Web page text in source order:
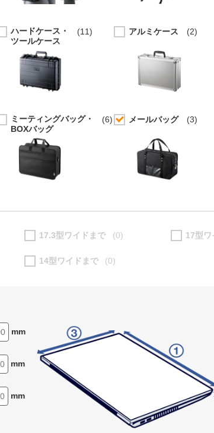
ハードケース・
ツールケース
(11) アルミケース (2)
ミーティングバッグ・
BOXバッグ
(6) メールバッグ (3)
17.3型ワイドまで (0) 17型ワ
14型ワイドまで (0)
mm
mm
mm